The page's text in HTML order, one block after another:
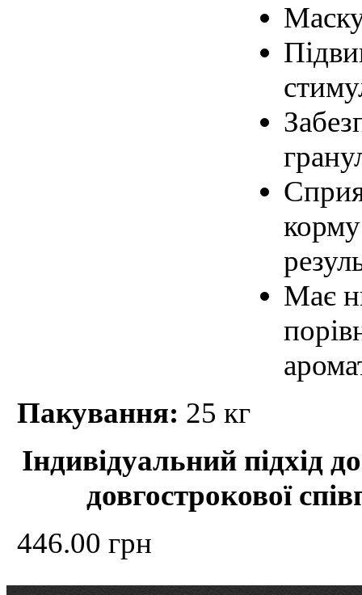
Має
Пакування: 25 кг
Індивідуальний підхід
довгострокової
446.00 грн